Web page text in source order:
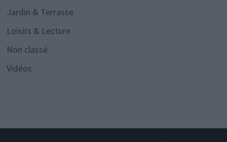
Jardin & Terrasse
Loisirs & Lecture
Non classé
Vidéos